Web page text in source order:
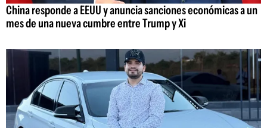
China responde a EEUU y anuncia sanciones económicas a un
mes de una nueva cumbre entre Trump y Xi